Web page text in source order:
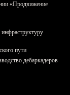
«Продвижение
пути
дебаркадеров